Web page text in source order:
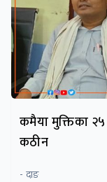
कमैया मुक्तिका २५
कठीन
- दाङ